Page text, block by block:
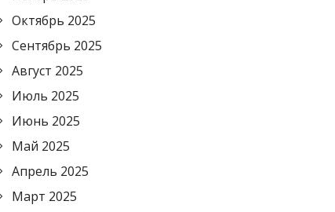
Октябрь 2025
Сентябрь 2025
Август 2025
Июль 2025
Июнь 2025
Май 2025
Апрель 2025
Март 2025